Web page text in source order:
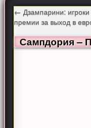
← Дзампарини:
премии за выход в
Сампдория –